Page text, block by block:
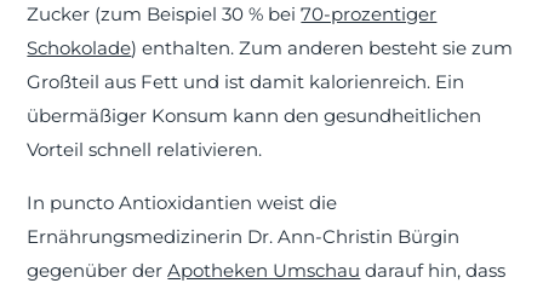
Zucker (zum Beispiel 30 % bei70-prozentiger
Schokolade) enthalten. Zum anderen besteht sie zum
Großteil aus Fett und ist damit kalorienreich. Ein
übermäßiger Konsum kann den gesundheitlichen
Vorteil schnell relativieren.
In puncto Antioxidantien weist die
Ernährungsmedizinerin Dr. Ann-Christin Bürgin
gegenüber derApotheken Umschau darauf hin, dass